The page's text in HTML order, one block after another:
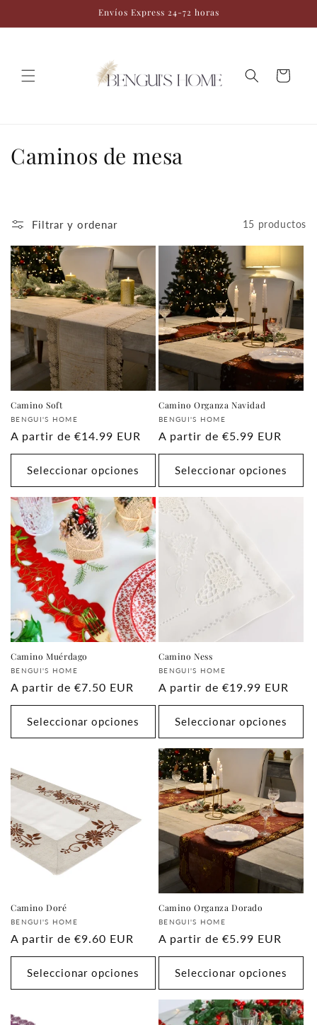
al contenido
Envíos Express 24-72 horas
Carrito
C
e
c
c
i
ó
n
:
Caminos de mesa
Filtrar y ordenar 15 productos
Camino Soft
Proveedor:
BENGUI'S HOME
Precio
habitual
A partir de €14.99 EUR
Seleccionar opciones
Camino Organza Navidad
Proveedor:
BENGUI'S HOME
Precio
habitual
A partir de €5.99 EUR
Seleccionar opciones
Camino Muérdago
Proveedor:
BENGUI'S HOME
Precio
habitual
A partir de €7.50 EUR
Seleccionar opciones
Camino Ness
Proveedor:
BENGUI'S HOME
Precio
habitual
A partir de €19.99 EUR
Seleccionar opciones
Camino Doré
Proveedor:
BENGUI'S HOME
Precio
habitual
A partir de €9.60 EUR
Seleccionar opciones
Camino Organza Dorado
Proveedor:
BENGUI'S HOME
Precio
habitual
A partir de €5.99 EUR
Seleccionar opciones